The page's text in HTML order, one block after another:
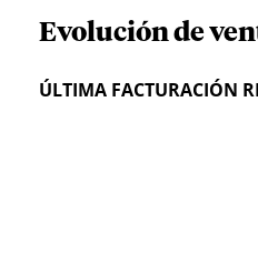
Evolución de
ÚLTIMA FACTURACIÓN